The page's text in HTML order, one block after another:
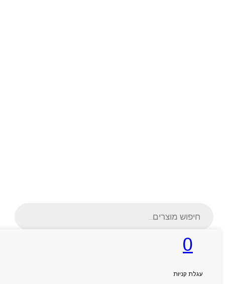
0
עגלת קניות
search
ראשי
אודותניו